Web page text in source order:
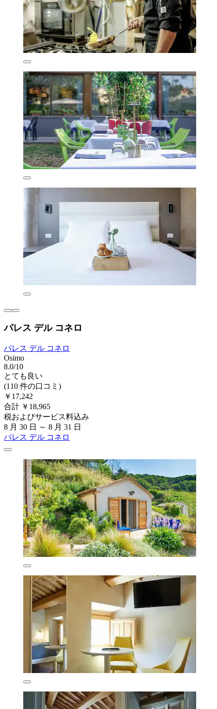
パレス デル コネロ
パレス デル コネロ
Osimo
8.0/10
とても良い
(110 件の口コミ)
￥17,242
合計 ￥18,965
税およびサービス料込み
8 月 30 日 ～ 8 月 31 日
パレス デル コネロ